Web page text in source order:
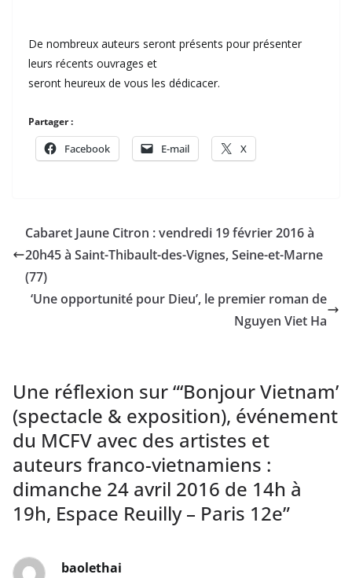
De nombreux auteurs seront présents pour présenter
leurs récents ouvrages et
seront heureux de vous les dédicacer.
Partager :
Facebook E-mail X
Cabaret Jaune Citron : vendredi 19 février 2016 à
20h45 à Saint-Thibault-des-Vignes, Seine-et-Marne
(77)
‘Une opportunité pour Dieu’, le premier roman de
Nguyen Viet Ha
Une réflexion sur “‘Bonjour Vietnam’
(spectacle & exposition), événement
du MCFV avec des artistes et
auteurs franco-vietnamiens :
dimanche 24 avril 2016 de 14h à
19h, Espace Reuilly – Paris 12e”
baolethai